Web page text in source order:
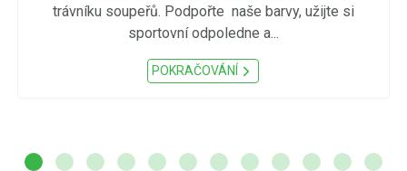
trávníku soupeřů. Podpořte naše barvy, užijte si
sportovní odpoledne a...
POKRAČOVÁNÍ